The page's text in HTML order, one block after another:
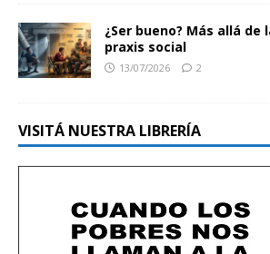
¿Ser bueno? Más allá de
praxis social
13/07/2026 2
VISITÁ NUESTRA LIBRERÍA